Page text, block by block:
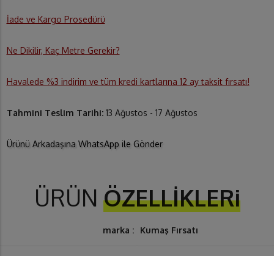
İade ve Kargo Prosedürü
Ne Dikilir, Kaç Metre Gerekir?
Havalede %3 indirim ve tüm kredi kartlarına 12 ay taksit fırsatı!
Tahmini Teslim Tarihi: 13 Ağustos - 17 Ağustos
Ürünü Arkadaşına WhatsApp ile Gönder
ÜRÜN ÖZELLİKLERi
marka : Kumaş Fırsatı